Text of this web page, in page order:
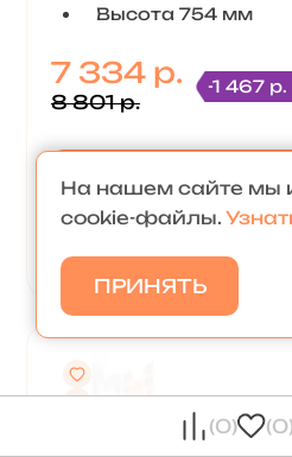
(0)
Высота 754 мм
7 334 р.
8 801 р.
-1 467 р.
В КОРЗИНУ
На нашем сайте мы
cookie-файлы.
ПРИНЯТЬ